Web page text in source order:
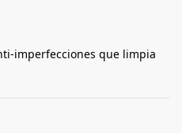
imperfecciones que limpia